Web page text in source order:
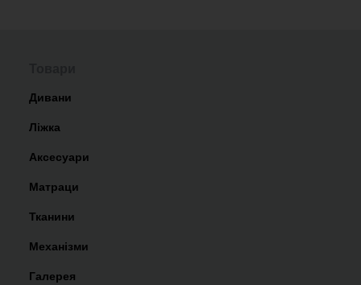
Дивани
Ліжка
Аксесуари
Матраци
Тканини
Механізми
Галерея